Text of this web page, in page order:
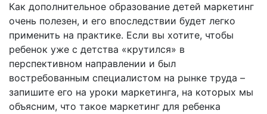
Как дополнительное образование детей маркетинг
очень полезен, и его впоследствии будет легко
применить на практике. Если вы хотите, чтобы
ребенок уже с детства «крутился» в
перспективном направлении и был
востребованным специалистом на рынке труда –
запишите его на уроки маркетинга, на которых мы
объясним, что такое маркетинг для ребенка